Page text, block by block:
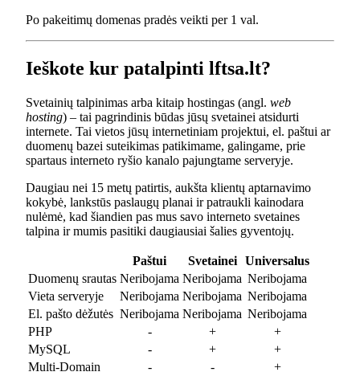
Po pakeitimų domenas pradės veikti per 1 val.
Ieškote kur patalpinti lftsa.lt?
Svetainių talpinimas arba kitaip hostingas (angl. web
hosting) – tai pagrindinis būdas jūsų svetainei atsidurti
internete. Tai vietos jūsų internetiniam projektui, el. paštui ar
duomenų bazei suteikimas patikimame, galingame, prie
spartaus interneto ryšio kanalo pajungtame serveryje.
Daugiau nei 15 metų patirtis, aukšta klientų aptarnavimo
kokybė, lankstūs paslaugų planai ir patraukli kainodara
nulėmė, kad šiandien pas mus savo interneto svetaines
talpina ir mumis pasitiki daugiausiai šalies gyventojų.
Paštui Svetainei
Universalus
Duomenų srautas Neribojama Neribojama Neribojama
Vieta serveryje
Neribojama Neribojama Neribojama
El. pašto dėžutės Neribojama Neribojama Neribojama
PHP
- +
+
MySQL
- +
+
Multi-Domain
- -
+